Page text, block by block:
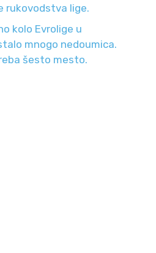
rukovodstva lige.
kolo Evrolige u
mnogo nedoumica.
šesto mesto.